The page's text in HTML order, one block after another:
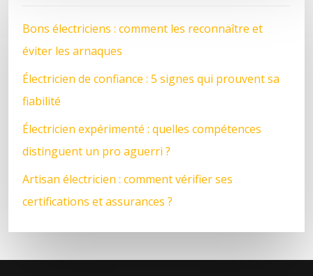
Bons électriciens : comment les reconnaître et
éviter les arnaques
Électricien de confiance : 5 signes qui prouvent sa
fiabilité
Électricien expérimenté : quelles compétences
distinguent un pro aguerri ?
Artisan électricien : comment vérifier ses
certifications et assurances ?